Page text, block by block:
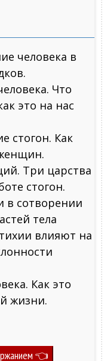
человека в
Что
это на нас
стогон. Как
Три царства
стогон.
в сотворении
тела
влияют на
Как это
жизни.
👈